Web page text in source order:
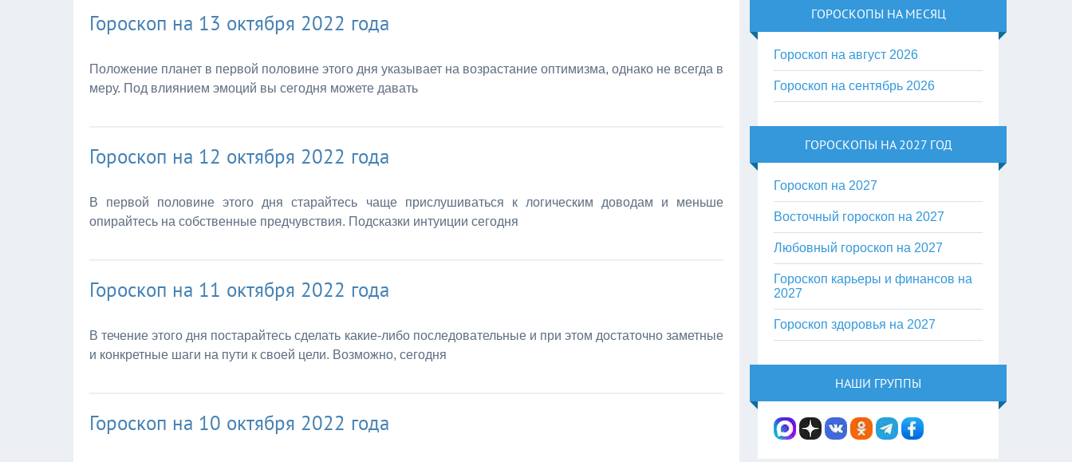
Гороскоп на 13 октября 2022 года
Положение планет в первой половине этого дня указывает на возрастание оптимизма, однако не всегда в
меру. Под влиянием эмоций вы сегодня можете давать
Гороскоп на 12 октября 2022 года
В первой половине этого дня старайтесь чаще прислушиваться к логическим доводам и меньше
опирайтесь на собственные предчувствия. Подсказки интуиции сегодня
Гороскоп на 11 октября 2022 года
В течение этого дня постарайтесь сделать какие-либо последовательные и при этом достаточно заметные
и конкретные шаги на пути к своей цели. Возможно, сегодня
Гороскоп на 10 октября 2022 года
ГОРОСКОПЫ НА МЕСЯЦ
Гороскоп на август 2026
Гороскоп на сентябрь 2026
ГОРОСКОПЫ НА 2027 ГОД
Гороскоп на 2027
Восточный гороскоп на 2027
Любовный гороскоп на 2027
Гороскоп карьеры и финансов на
2027
Гороскоп здоровья на 2027
НАШИ ГРУППЫ